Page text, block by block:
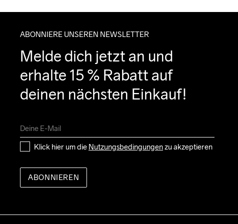
ABONNIERE UNSEREN NEWSLETTER
Melde dich jetzt an und
erhalte 15 % Rabatt auf
deinen nächsten Einkauf!
Klick hier um die Nutzungsbedingungen zu akzeptieren
ABONNIEREN